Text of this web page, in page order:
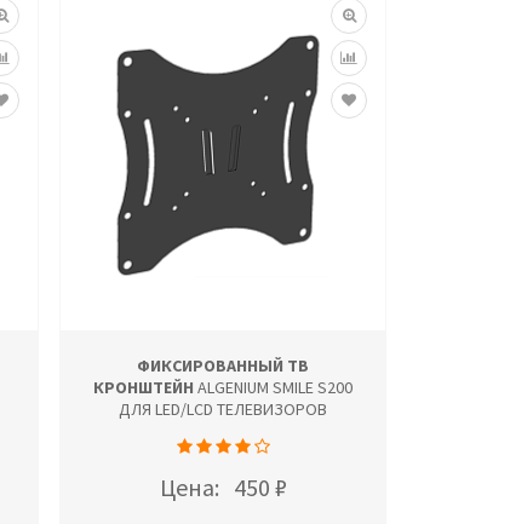
ФИКСИРОВАННЫЙ ТВ
КРОНШТЕЙН ALGENIUM SMILE S200
ДЛЯ LED/LCD ТЕЛЕВИЗОРОВ
Цена: 450 ₽